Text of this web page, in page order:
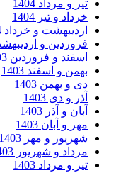
و مرداد 1404
و تیر 1404
و خرداد 1404
و اردیبهشت 1404
و فروردین 1403
و اسفند 1403
و بهمن 1403
و دی 1403
و آذر 1403
و آبان 1403
و مهر 1403
و شهریور 1403
و مرداد 1403